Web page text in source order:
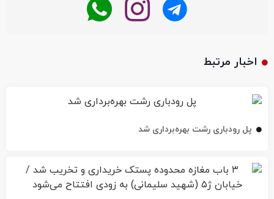
پل رودباری رشت بهره‌برداری شد